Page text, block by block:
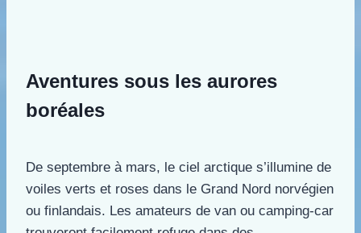
Aventures sous les aurores
boréales
De septembre à mars, le ciel arctique s’illumine de
voiles verts et roses dans le Grand Nord norvégien
ou finlandais. Les amateurs de van ou camping-car